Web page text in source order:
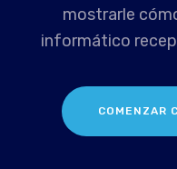
mostrarle
informático
COMENZAR